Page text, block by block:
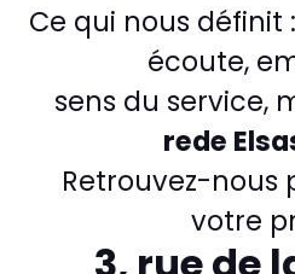
Ce qui nous définit
écoute,
sens du service,
rede
Retrouvez-nous
votre